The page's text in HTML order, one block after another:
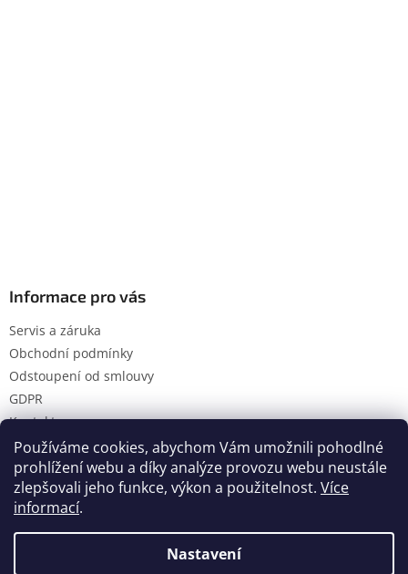
Používáme cookies, abychom Vám umožnili pohodlné
prohlížení webu a díky analýze provozu webu neustále
zlepšovali jeho funkce, výkon a použitelnost. Více
informací.
Nastavení
Informace pro vás
Servis a záruka
Obchodní podmínky
Odstoupení od smlouvy
GDPR
Kontakty
Vytvořil Shoptet
Hanol s.r.o.. Všechna práva vyhrazena.